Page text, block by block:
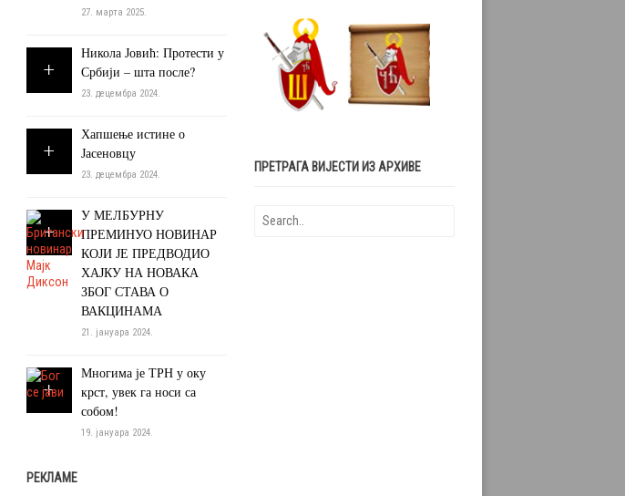
27. марта 2025.
Никола Јовић: Протести у
Србији – шта после?
23. децембра 2024.
Хапшење истине о
Јасеновцу
23. децембра 2024.
У МЕЛБУРНУ
ПРЕМИНУО НОВИНАР
КОЈИ ЈЕ ПРЕДВОДИО
ХАЈКУ НА НОВАКА
ЗБОГ СТАВА О
ВАКЦИНАМА
21. јануара 2024.
Многима је ТРН у оку
крст, увек га носи са
собом!
19. јануара 2024.
РЕКЛАМЕ
ПРЕТРАГА ВИЈЕСТИ ИЗ АРХИВЕ